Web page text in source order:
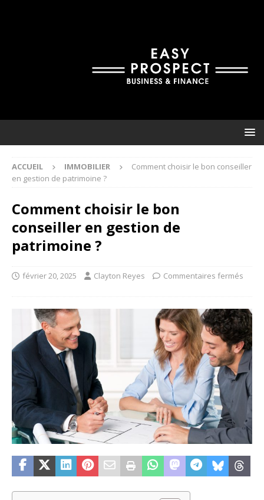
ACCUEIL IMMOBILIER
Comment choisir le bon conseiller
en gestion de patrimoine ?
Comment choisir le bon
conseiller en gestion de
patrimoine ?
février 20, 2025 Clayton Reyes Commentaires fermés